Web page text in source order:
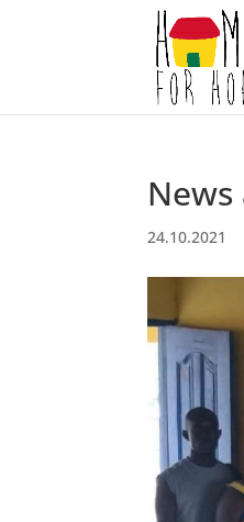
24.10.2021